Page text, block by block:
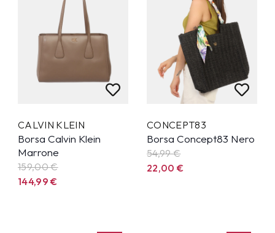
CALVIN KLEIN
Borsa Calvin Klein
Marrone
159,00 €
144,99€
CONCEPT83
Borsa Concept83 Nero
54,99€
22,00€